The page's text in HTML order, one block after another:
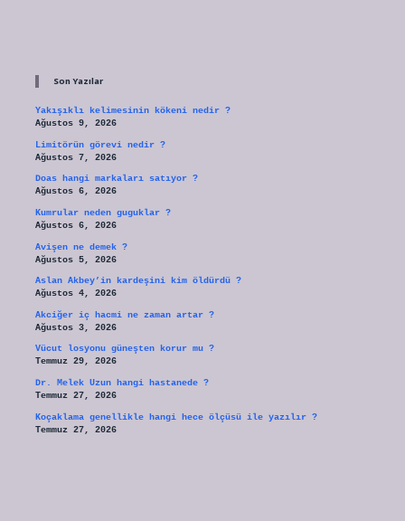
Son Yazılar
Yakışıklı kelimesinin kökeni nedir ?
Ağustos 9, 2026
Limitörün görevi nedir ?
Ağustos 7, 2026
Doas hangi markaları satıyor ?
Ağustos 6, 2026
Kumrular neden guguklar ?
Ağustos 6, 2026
Avişen ne demek ?
Ağustos 5, 2026
Aslan Akbey’in kardeşini kim öldürdü ?
Ağustos 4, 2026
Akciğer iç hacmi ne zaman artar ?
Ağustos 3, 2026
Vücut losyonu güneşten korur mu ?
Temmuz 29, 2026
Dr. Melek Uzun hangi hastanede ?
Temmuz 27, 2026
Koçaklama genellikle hangi hece ölçüsü ile yazılır ?
Temmuz 27, 2026